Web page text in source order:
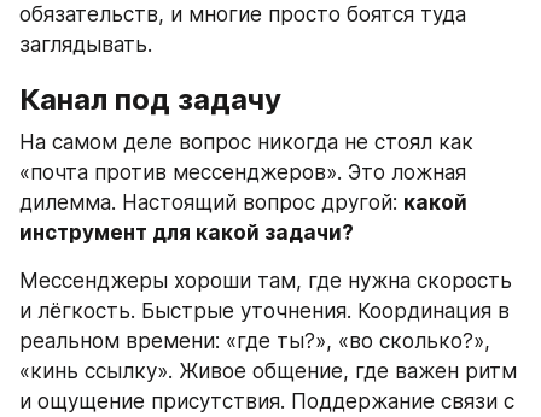
обязательств, и многие просто боятся туда
заглядывать.
Канал под задачу
На самом деле вопрос никогда не стоял как
«почта против мессенджеров». Это ложная
дилемма. Настоящий вопрос другой: какой
инструмент для какой задачи?
Мессенджеры хороши там, где нужна скорость
и лёгкость. Быстрые уточнения. Координация в
реальном времени: «где ты?», «во сколько?»,
«кинь ссылку». Живое общение, где важен ритм
и ощущение присутствия. Поддержание связи с